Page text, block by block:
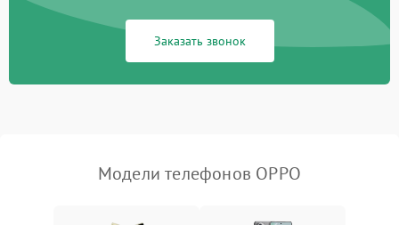
Заказать звонок
Модели телефонов OPPO